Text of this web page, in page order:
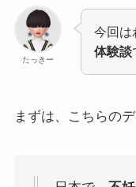
たっきー
今回は
体験談
まずは、こちらの